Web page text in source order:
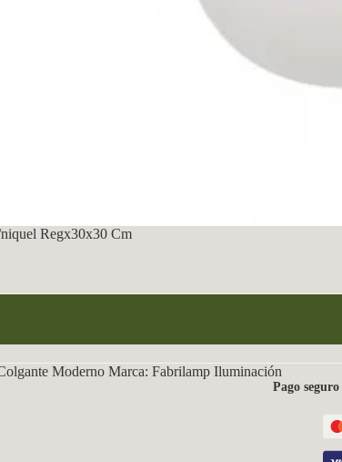
Regx30x30 Cm
Moderno Marca: Fabrilamp Iluminación
Pago